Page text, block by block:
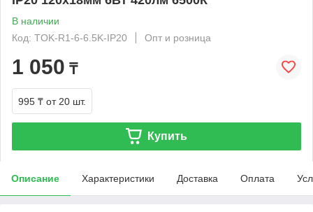
В наличии
Код: TOK-R1-6-6.5K-IP20
Опт и розница
1 050 ₸
995 ₸ от 20 шт.
Купить
Описание Характеристики Доставка Оплата